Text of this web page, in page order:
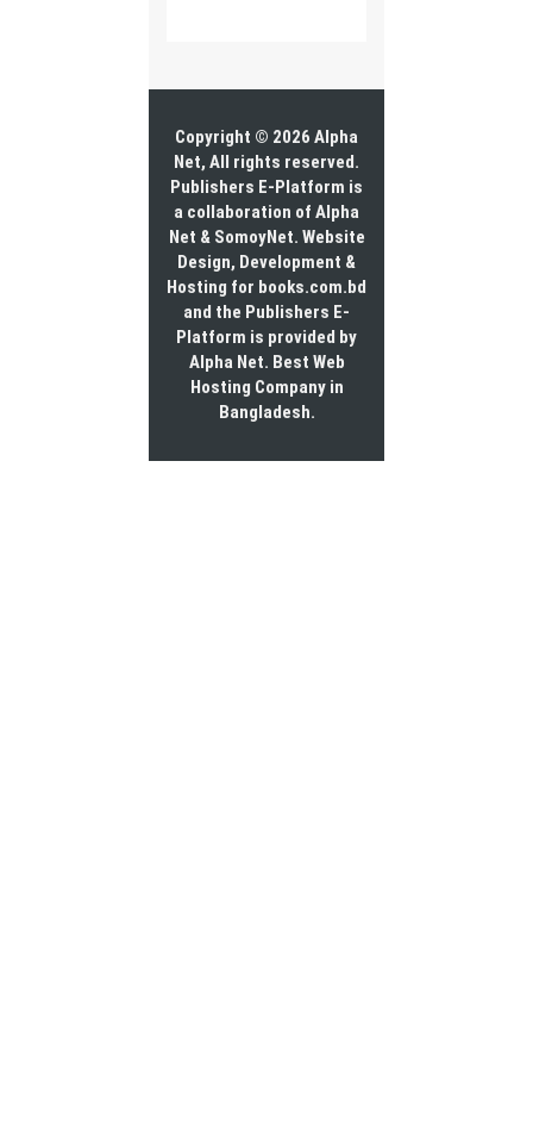
Copyright © 2026 Alpha
Net, All rights reserved.
Publishers E-Platform is
a collaboration of Alpha
Net & SomoyNet. Website
Design, Development &
Hosting for books.com.bd
and the Publishers E-
Platform is provided by
Alpha Net. Best Web
Hosting Company in
Bangladesh.